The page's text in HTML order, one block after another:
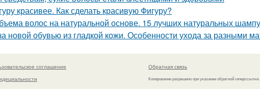
красивее. Как сделать красивую Фигуру?
волос на натуральной основе. 15 лучших натуральных
новой обувью из гладкой кожи. Особенности ухода за разными
соглашение
Обратная связь
Копирование разрешено при указании обратной гиперссылки.